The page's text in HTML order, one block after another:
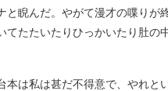
と睨んだ。やがて漫才の喋りが
たたいたりひっかいたり肚の
は私は甚だ不得意で、やれと